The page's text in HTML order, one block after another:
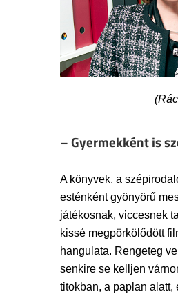
– Gyermekként is
A könyvek, a
esténként gyönyörű
játékosnak, viccesnek
kissé megpörkölődött
hangulata. Rengeteg
senkire se kelljen
titokban, a paplan alatt,